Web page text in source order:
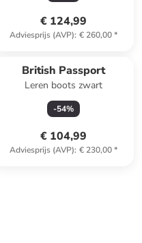
€ 124,99
Adviesprijs (AVP): € 260,00*
British Passport
Leren boots zwart
-54%
€ 104,99
Adviesprijs (AVP): € 230,00*